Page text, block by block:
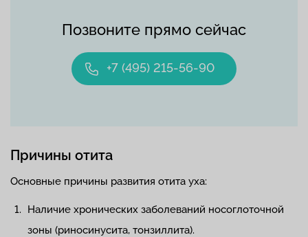
Позвоните прямо сейчас
+7 (495) 215-56-90
Причины отита
Основные причины развития отита уха:
Наличие хронических заболеваний носоглоточной
зоны (риносинусита, тонзиллита).